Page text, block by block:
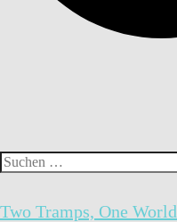
Suchen
Two Tramps, One World